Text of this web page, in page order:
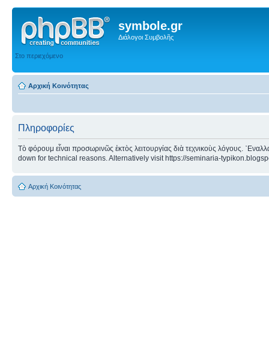
symbole.gr
Διάλογοι Συμβολῆς
Στο περιεχόμενο
Αρχική Κοινότητας
Πληροφορίες
Τὸ φόρουμ εἶναι προσωρινῶς ἐκτὸς λειτουργίας διὰ τεχνικοὺς λόγους.
down for technical reasons. Alternatively visit https://seminaria-
Αρχική Κοινότητας